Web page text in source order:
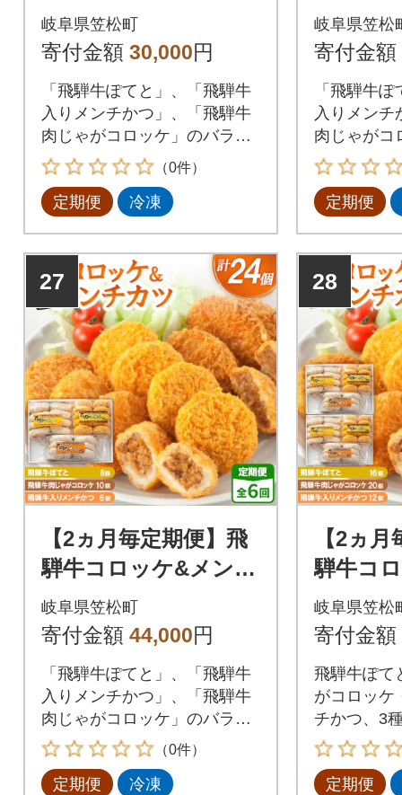
かつ 24個 全4回
岐阜県笠松町
寄付金額 30,000円
「飛騨牛ぽてと」、「飛騨牛
入りメンチかつ」、「飛騨牛
肉じゃがコロッケ」のバラエ
ティ惣菜セットです。
（0件）
定期便 冷凍
かつ
岐阜県笠松
寄付金額
「飛騨牛
入りメンチ
肉じゃがコ
ティ惣菜セ
定期便
27
【2ヵ月毎定期便】飛
騨牛コロッケ&メンチ
かつ 24個 全6回
岐阜県笠松町
寄付金額 44,000円
「飛騨牛ぽてと」、「飛騨牛
入りメンチかつ」、「飛騨牛
肉じゃがコロッケ」のバラエ
ティ惣菜セットです。
（0件）
定期便 冷凍
28
【2ヵ
騨牛コ
かつ
岐阜県笠松
寄付金額
飛騨牛ぽて
がコロッケ
チかつ、3
セットです
定期便